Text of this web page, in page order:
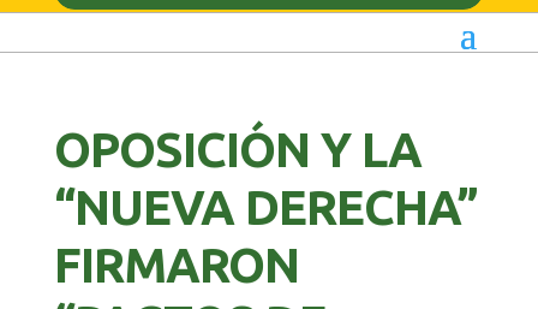
OPOSICIÓN Y LA
“NUEVA DERECHA”
FIRMARON